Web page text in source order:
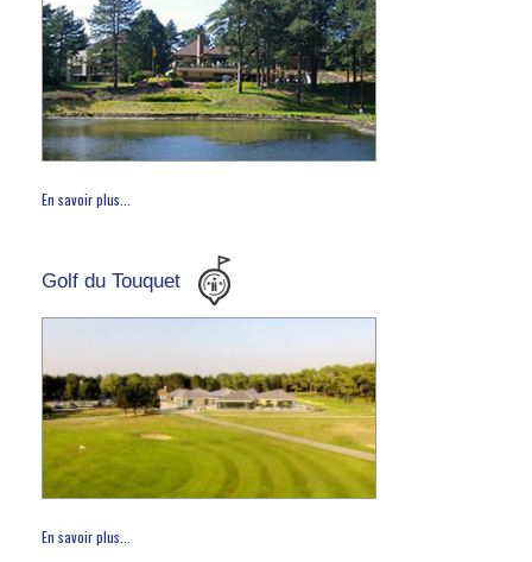
En savoir plus...
Golf du Touquet
En savoir plus...